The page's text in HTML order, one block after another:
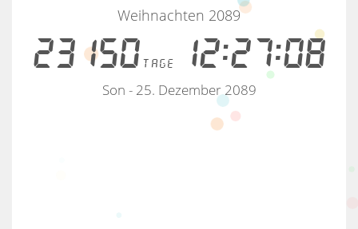
23150tage12:27:08
Weihnachten 2089
Son - 25. Dezember 2089